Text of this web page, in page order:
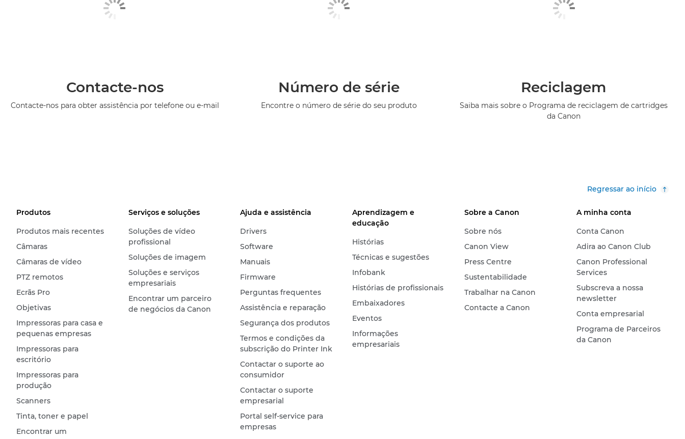
Contacte-nos
Contacte-nos para obter assistência por telefone ou e-mail
Número de série
Encontre o número de série do seu produto
Reciclagem
Saiba mais sobre o Programa de reciclagem de cartridges
da Canon
Regressar ao início
Produtos
Produtos mais recentes
Câmaras
Câmaras de vídeo
PTZ remotos
Ecrãs Pro
Objetivas
Impressoras para casa e
pequenas empresas
Impressoras para
escritório
Impressoras para
produção
Scanners
Tinta, toner e papel
Encontrar um
Serviços e soluções
Soluções de vídeo
profissional
Soluções de imagem
Soluções e serviços
empresariais
Encontrar um parceiro
de negócios da Canon
Ajuda e assistência
Drivers
Software
Manuais
Firmware
Perguntas frequentes
Assistência e reparação
Segurança dos produtos
Termos e condições da
subscrição do Printer Ink
Contactar o suporte ao
consumidor
Contactar o suporte
empresarial
Portal self-service para
empresas
Aprendizagem e
educação
Histórias
Técnicas e sugestões
Infobank
Histórias de profissionais
Embaixadores
Eventos
Informações
empresariais
Sobre a Canon
Sobre nós
Canon View
Press Centre
Sustentabilidade
Trabalhar na Canon
Contacte a Canon
A minha conta
Conta Canon
Adira ao Canon Club
Canon Professional
Services
Subscreva a nossa
newsletter
Conta empresarial
Programa de Parceiros
da Canon